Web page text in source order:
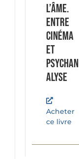
l’âme.
Entre
cinéma
et
psychan
alyse
Acheter
ce livre